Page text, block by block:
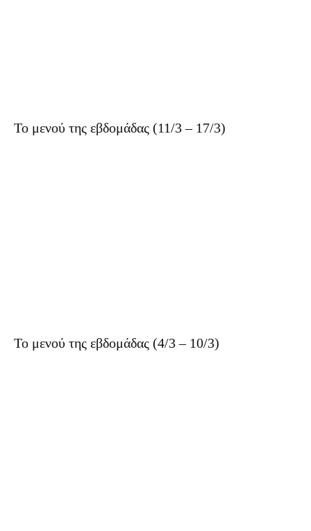
Το μενού της εβδομάδας (11/3 – 17/3)
Το μενού της εβδομάδας (4/3 – 10/3)